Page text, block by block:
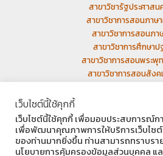
สาขาวิชารัฐประศาส
สาขาวิชาการสอนภาษ
สาขาวิชาการสอนภา
สาขาวิชาการศึกษา
สาขาวิชาการสอนพระพุ
สาขาวิชาการสอนสัง
เว็บไซต์นี้ใช้คุกกี้
เว็บไซต์นี้ใช้คุกกี้ เพื่อมอบประสบการณ์ก
เพื่อพัฒนาคุณภาพการให้บริการเว็บไซ
ของท่านมากยิ่งขึ้น ท่านสามารถทราบรา
นโยบายการคุ้มครองข้อมูลส่วนบุคคล แ